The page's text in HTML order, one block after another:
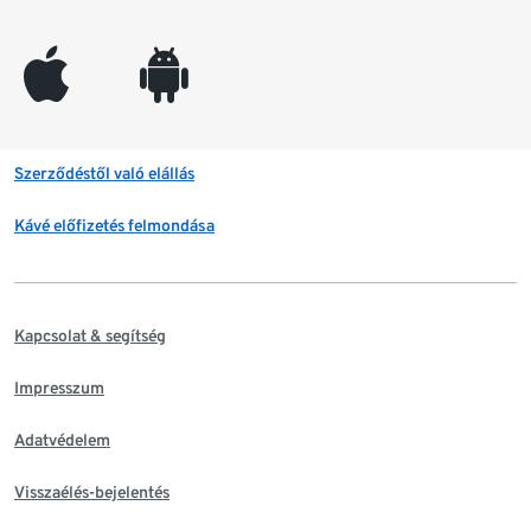
appleinc android
Szerződéstől való elállás
Kávé előfizetés felmondása
Kapcsolat & segítség
Impresszum
Adatvédelem
Visszaélés-bejelentés